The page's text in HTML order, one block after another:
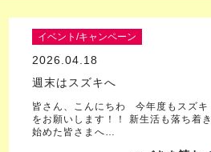
イベント/キャンペーン
2026.04.18
週末はスズキへ
皆さん、こんにちわ 今年度もスズキ
をお願いします！！ 新生活も落ち着き
始めた皆さまへ…